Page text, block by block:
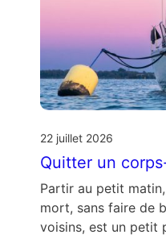
22 juillet 2026
Quitter un
Partir au petit
mort, sans faire de
voisins, est un petit